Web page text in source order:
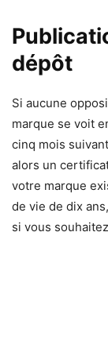
dépôt
Si aucune
marque se voit
cinq mois
alors un
votre marque
de vie de dix
si vous